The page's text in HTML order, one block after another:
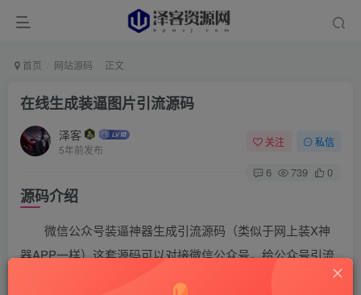
首页 网站源码 正文
在线生成装逼图片引流源码
泽客
5年前发布
关注 私信
6 739 0
源码介绍
微信公众号装逼神器生成引流源码（类似于网上装X神
器APP一样）这套源码可以对接微信公众号，给公众号引流